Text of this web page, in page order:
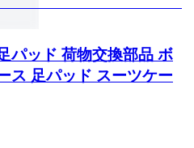
ッド 荷物交換部品 ボ
ス 足パッド スーツケー